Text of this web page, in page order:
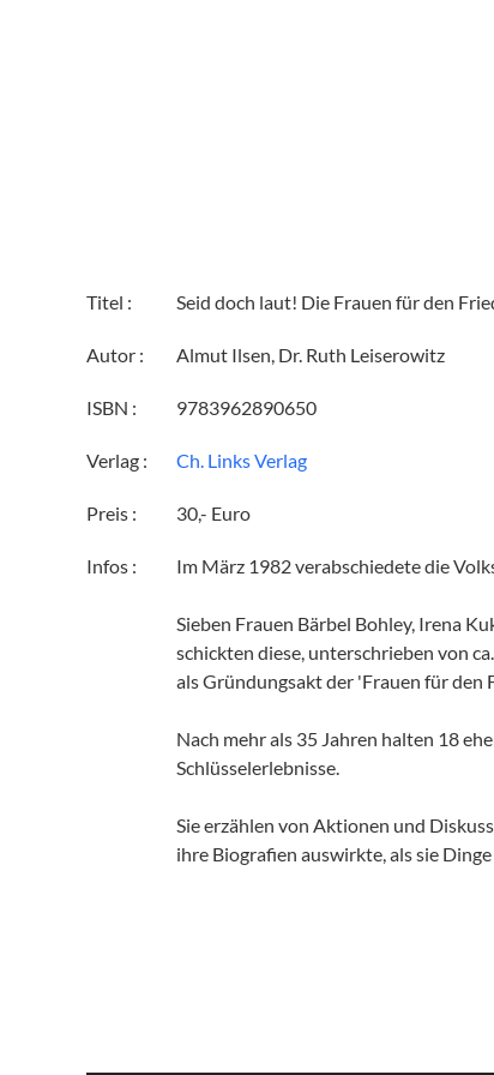
Titel : Seid doch laut! Die Frauen für den
Autor : Almut Ilsen, Dr. Ruth Leiserowitz
ISBN : 9783962890650
Verlag : Ch. Links Verlag
Preis : 30,- Euro
Infos : Im März 1982 verabschiedete die
Sieben Frauen Bärbel Bohley, Irena
schickten diese, unterschrieben von
als Gründungsakt der 'Frauen für den
Nach mehr als 35 Jahren halten 18
Schlüsselerlebnisse.
Sie erzählen von Aktionen und
ihre Biografien auswirkte, als sie